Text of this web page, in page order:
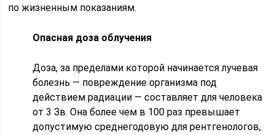
по жизненным показаниям.
Опасная доза облучения
Доза, за пределами которой начинается лучевая
болезнь — повреждение организма под
действием радиации — составляет для человека
от 3 Зв. Она более чем в 100 раз превышает
допустимую среднегодовую для рентгенологов,